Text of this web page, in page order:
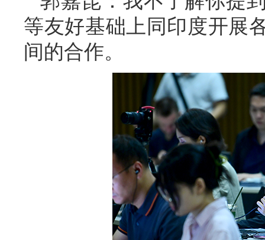
等友好基础上同印度开展
间的合作。